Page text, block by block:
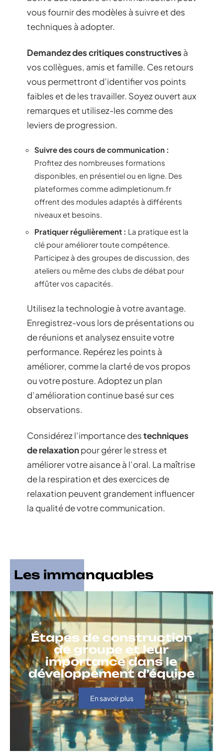
vous fournir des modèles à suivre et des
techniques à adopter.
Demandez des critiques constructives à
vos collègues, amis et famille. Ces retours
vous permettront d’identifier vos points
faibles et de les travailler. Soyez ouvert aux
remarques et utilisez-les comme des
leviers de progression.
Suivre des cours de communication :
Profitez des nombreuses formations
disponibles, en présentiel ou en ligne. Des
plateformes comme adimpletionum.fr
offrent des modules adaptés à différents
niveaux et besoins.
Pratiquer régulièrement : La pratique est la
clé pour améliorer toute compétence.
Participez à des groupes de discussion, des
ateliers ou même des clubs de débat pour
affûter vos capacités.
Utilisez la technologie à votre avantage.
Enregistrez-vous lors de présentations ou
de réunions et analysez ensuite votre
performance. Repérez les points à
améliorer, comme la clarté de vos propos
ou votre posture. Adoptez un plan
d’amélioration continue basé sur ces
observations.
Considérez l’importance destechniques
de relaxationpour gérer le stress et
améliorer votre aisance à l’oral. La maîtrise
de la respiration et des exercices de
relaxation peuvent grandement influencer
la qualité de votre communication.
Les immanquables
Étapes de construction
de groupe et leur
importance dans le
développement d’équipe
En savoir plus